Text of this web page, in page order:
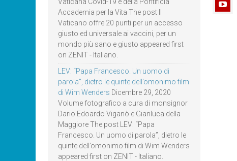
Accademia per la Vita The post Il
Vaticano offre 20 punti per un accesso
giusto ed universale ai vaccini, per un
mondo più sano e giusto appeared first
on ZENIT - Italiano.
LEV: “Papa Francesco. Un uomo di
parola”, dietro le quinte dell’omonimo film
di Wim Wenders Dicembre 29, 2020
Volume fotografico a cura di monsignor
Dario Edoardo Viganò e Gianluca della
Maggiore The post LEV: “Papa
Francesco. Un uomo di parola”, dietro le
quinte dell’omonimo film di Wim Wenders
appeared first on ZENIT - Italiano.